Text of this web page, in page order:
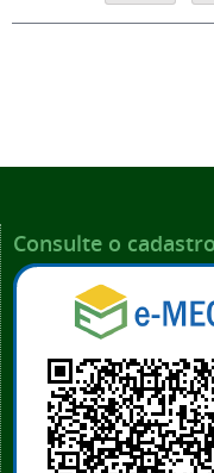
Consulte o